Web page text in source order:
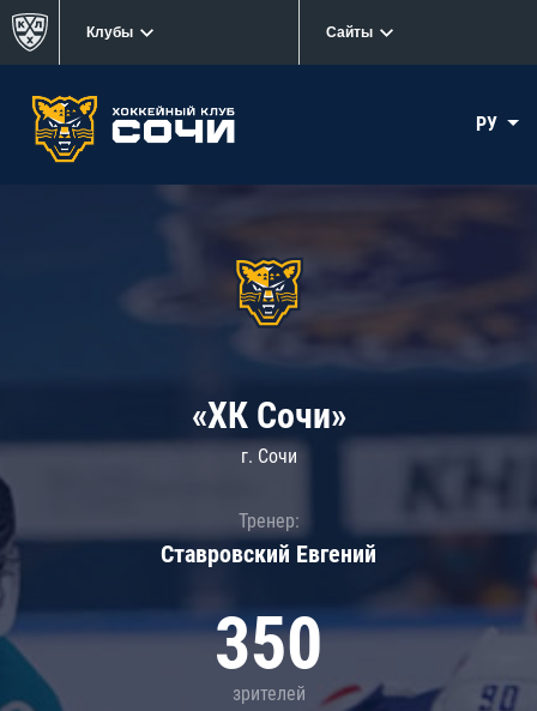
Клубы Сайты
РУ
«ХК Сочи»
г. Сочи
Тренер:
Ставровский Евгений
350
зрителей